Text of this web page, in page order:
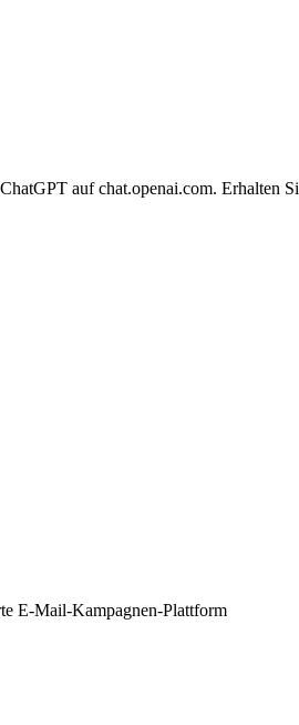
auf chat.openai.com.
E-Mail-Kampagnen-Plattform